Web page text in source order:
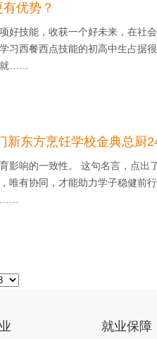
优势？
好技能，收获一个好未来，在社
习西餐西点技能的初高中生占据
就……
新东方烹饪学校金典总厨
影响的一致性。 这句名言，点出
唯有协同，才能助力学子稳健前
……
就业保障